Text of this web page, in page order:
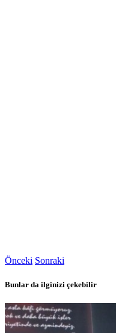
Önceki Sonraki
Bunlar da ilginizi çekebilir